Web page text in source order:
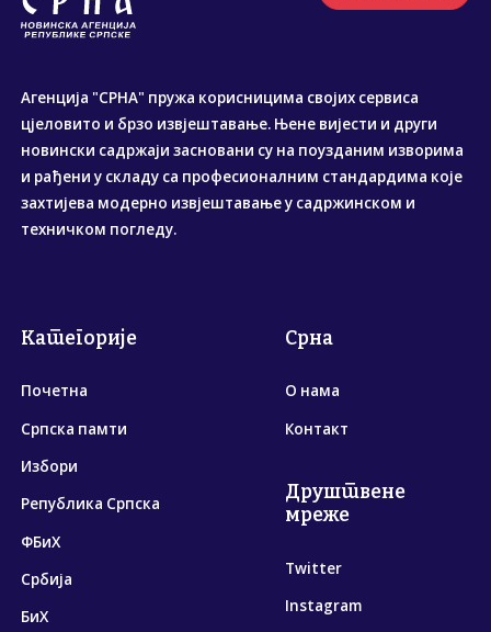
Агенција "СРНА" пружа корисницима својих сервиса
цјеловито и брзо извјештавање. Њене вијести и други
новински садржаји засновани су на поузданим изворима
и рађени у складу са професионалним стандардима које
захтијева модерно извјештавање у садржинском и
техничком погледу.
Категорије
Почетна
Српска памти
Избори
Република Српска
ФБиХ
Србија
БиХ
Срна
О нама
Контакт
Друштвене
мреже
Twitter
Instagram